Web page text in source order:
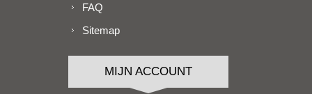
FAQ
Sitemap
MIJN ACCOUNT